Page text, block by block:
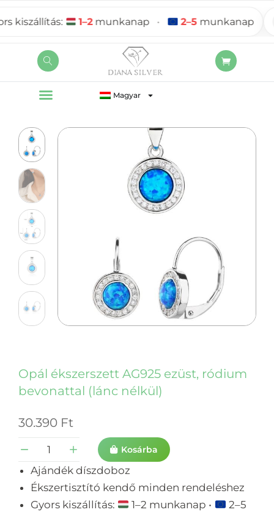
Magyar
1–2munkanap • 2–5 munkanap
Opál ékszerszett AG925 ezüst, ródium
bevonattal (lánc nélkül)
30.390 Ft
Kosárba
Ajándék díszdoboz
Ékszertisztító kendő minden rendeléshez
Gyors kiszállítás:
1–2 munkanap •
2–5